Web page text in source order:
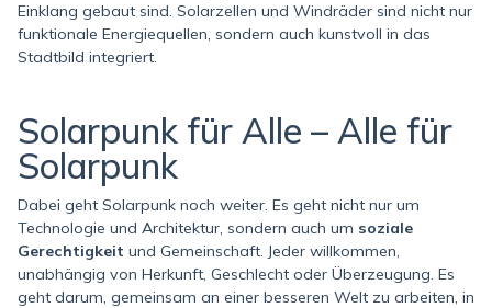
Einklang gebaut sind. Solarzellen und Windräder sind nicht nur
funktionale Energiequellen, sondern auch kunstvoll in das
Stadtbild integriert.
Solarpunk für Alle – Alle für
Solarpunk
Dabei geht Solarpunk noch weiter. Es geht nicht nur um
Technologie und Architektur, sondern auch um soziale
Gerechtigkeit und Gemeinschaft. Jeder willkommen,
unabhängig von Herkunft, Geschlecht oder Überzeugung. Es
geht darum, gemeinsam an einer besseren Welt zu arbeiten, in